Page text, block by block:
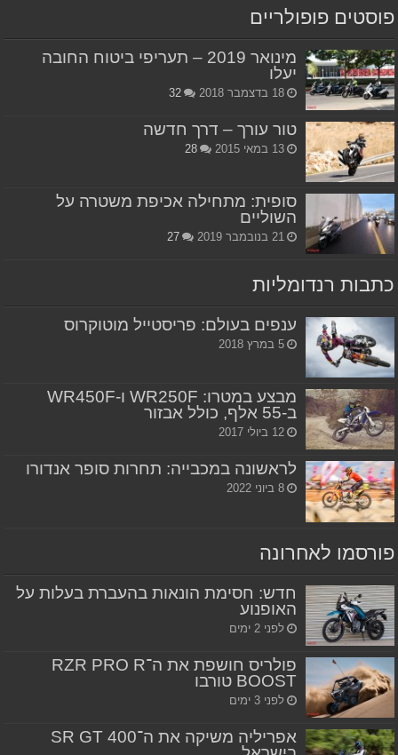
פוסטים פופולריים
מינואר 2019 – תעריפי ביטוח החובה
יעלו
18 בדצמבר 2018 32
טור עורך – דרך חדשה
13 במאי 2015 28
סופית: מתחילה אכיפת משטרה על
השוליים
21 בנובמבר 2019 27
כתבות רנדומליות
ענפים בעולם: פריסטייל מוטוקרוס
5 במרץ 2018
מבצע במטרו: WR250F ו-WR450F
ב-55 אלף, כולל אבזור
12 ביולי 2017
לראשונה במכבייה: תחרות סופר אנדורו
8 ביוני 2022
פורסמו לאחרונה
חדש: חסימת הונאות בהעברת בעלות על
האופנוע
לפני 2 ימים
פולריס חושפת את ה־RZR PRO R
BOOST טורבו
לפני 3 ימים
אפריליה משיקה את ה־SR GT 400